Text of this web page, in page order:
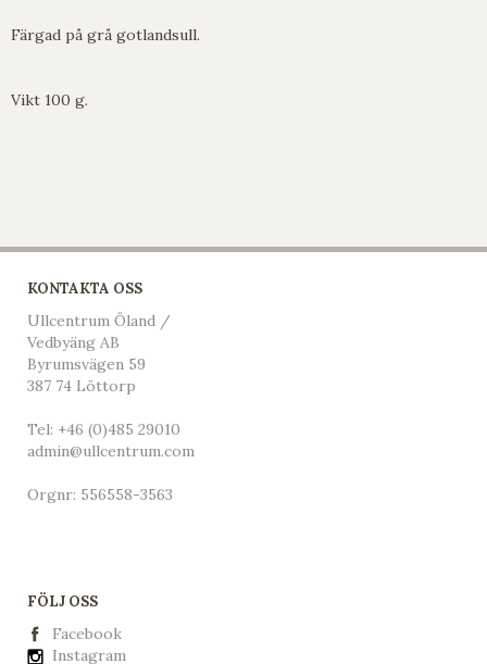
Färgad på grå gotlandsull.
Vikt 100 g.
KONTAKTA OSS
Ullcentrum Öland /
Vedbyäng AB
Byrumsvägen 59
387 74 Löttorp
Tel: +46 (0)485 29010
admin@ullcentrum.com
Orgnr: 556558-3563
FÖLJ OSS
Facebook
Instagram